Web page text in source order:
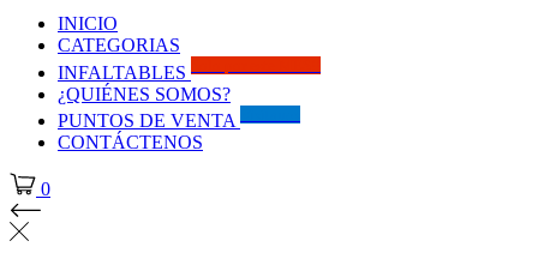
INICIO
CATEGORIAS
INFALTABLES
¿QUIÉNES SOMOS?
PUNTOS DE VENTA
CONTÁCTENOS
0